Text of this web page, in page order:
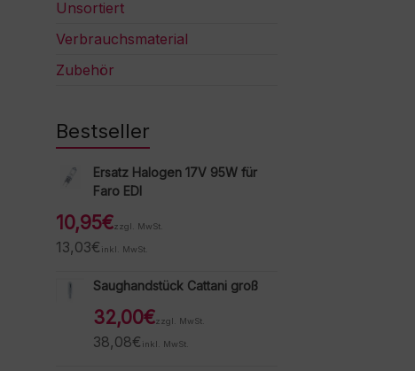
Unsortiert
Verbrauchsmaterial
Zubehör
Bestseller
Ersatz Halogen 17V 95W für
Faro EDI
10,95€zzgl. MwSt.
13,03€ inkl. MwSt.
Saughandstück Cattani groß
32,00€zzgl. MwSt.
38,08€ inkl. MwSt.